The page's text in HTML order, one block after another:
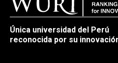
Única universidad del Perú
reconocida por su